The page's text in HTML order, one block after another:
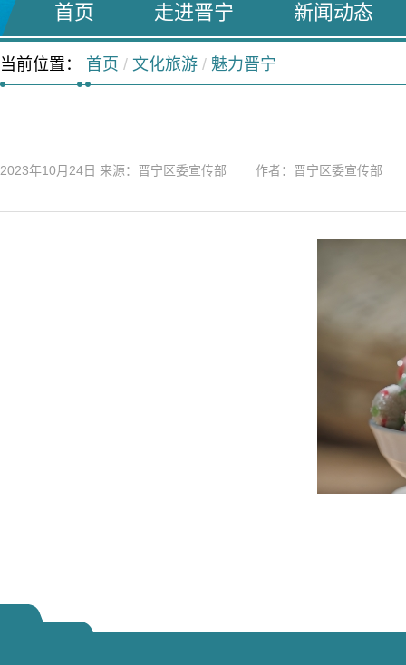
首页 走进晋宁 新闻动态
当前位置： 首页 / 文化旅游 / 魅力晋宁
2023年10月24日 来源：晋宁区委宣传部 作者：晋宁区委宣传部